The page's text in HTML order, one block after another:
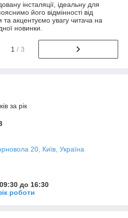
інсталяції, ідеальну для
його відмінності від
та акцентуємо увагу читача на
новинки.
1 / 3
за рік
20, Київ, Україна
до 16:30
роботи